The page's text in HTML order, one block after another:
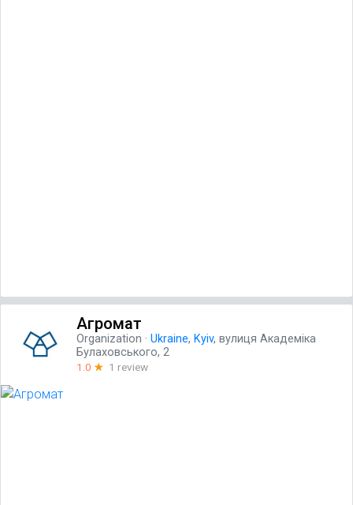
Агромат
Organization · Ukraine, Kyiv, вулиця Академіка
Булаховського, 2
1.0 ☆ 1 review